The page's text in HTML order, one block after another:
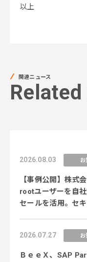
以上
関連ニュース
2026.08.03 お
【事例公開】株式
rootユーザーを自
セールを活用。セ
2026.07.27 お
ＢｅｅＸ、SAP